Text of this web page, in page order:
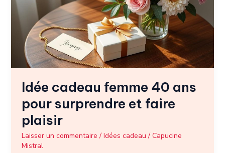
Idée cadeau femme 40 ans
pour surprendre et faire
plaisir
Laisser un commentaire / Idées cadeau / Capucine
Mistral
ans
surprendre
et
faire
plaisir